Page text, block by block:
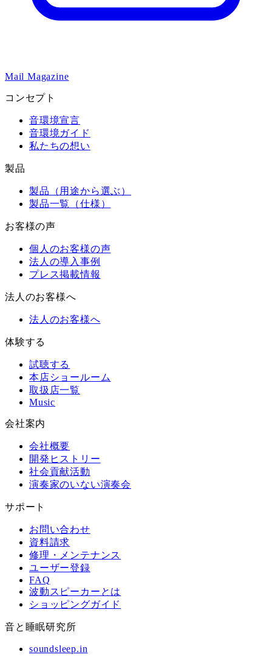
Mail Magazine
コンセプト
音環境宣言
音環境ガイド
私たちの想い
製品
製品（用途から選ぶ）
製品一覧（仕様）
お客様の声
個人のお客様の声
法人の導入事例
プレス掲載情報
法人のお客様へ
法人のお客様へ
体験する
試聴する
本店ショールーム
取扱店一覧
Music
会社案内
会社概要
開発ヒストリー
社会貢献活動
演奏家のいない演奏会
サポート
お問い合わせ
資料請求
修理・メンテナンス
ユーザー登録
FAQ
波動スピーカーとは
ショッピングガイド
音と睡眠研究所
soundsleep.in